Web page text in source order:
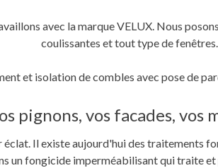
avec la marque VELUX. Nous
coulissantes et tout type de fenêtres.
et isolation de combles avec pose de
pignons, vos facades, vos
éclat. Il existe aujourd'hui des traitements
un fongicide imperméabilisant qui traite